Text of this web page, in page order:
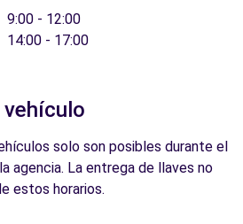
9:00 - 12:00
14:00 - 17:00
vehículo
solo son posibles durante el
agencia. La entrega de llaves no
estos horarios.